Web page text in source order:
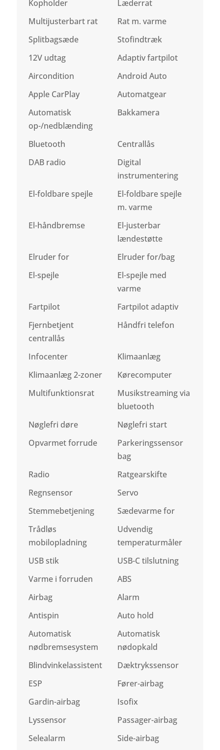
Kopholder
Læderrat
Multijusterbart rat
Rat m. varme
Splitbagsæde
Stofindtræk
12V udtag
Adaptiv fartpilot
Aircondition
Android Auto
Apple CarPlay
Automatgear
Automatisk
op-/nedblænding
Bakkamera
Bluetooth
Centrallås
DAB radio
Digital
instrumentering
El-foldbare spejle
El-foldbare spejle
m. varme
El-håndbremse
El-justerbar
lændestøtte
Elruder for
Elruder for/bag
El-spejle
El-spejle med
varme
Fartpilot
Fartpilot adaptiv
Fjernbetjent
centrallås
Håndfri telefon
Infocenter
Klimaanlæg
Klimaanlæg 2-zoner
Kørecomputer
Multifunktionsrat
Musikstreaming via
bluetooth
Nøglefri døre
Nøglefri start
Opvarmet forrude
Parkeringssensor
bag
Radio
Ratgearskifte
Regnsensor
Servo
Stemmebetjening
Sædevarme for
Trådløs
mobilopladning
Udvendig
temperaturmåler
USB stik
USB-C tilslutning
Varme i forruden
ABS
Airbag
Alarm
Antispin
Auto hold
Automatisk
nødbremsesystem
Automatisk
nødopkald
Blindvinkelassistent
Dæktrykssensor
ESP
Fører-airbag
Gardin-airbag
Isofix
Lyssensor
Passager-airbag
Selealarm
Side-airbag